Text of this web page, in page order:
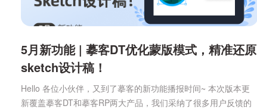
5月新功能 | 摹客DT优化蒙版模式，精准还原
sketch设计稿！
Hello 各位小伙伴，又到了摹客的新功能播报时间~ 本次版本更
新覆盖摹客DT和摹客RP两大产品，我们采纳了很多用户反馈的